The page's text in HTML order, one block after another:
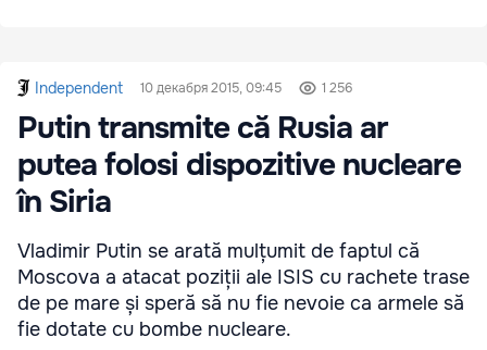
Independent 10 декабря 2015, 09:45 1 256
Putin transmite că Rusia ar
putea folosi dispozitive nucleare
în Siria
Vladimir Putin se arată mulțumit de faptul că
Moscova a atacat poziții ale ISIS cu rachete trase
de pe mare și speră să nu fie nevoie ca armele să
fie dotate cu bombe nucleare.